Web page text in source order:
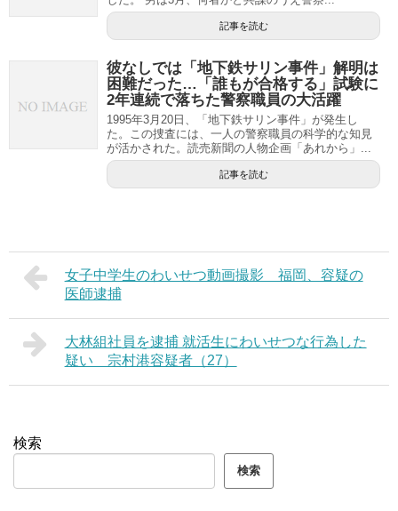
記事を読む
彼なしでは「地下鉄サリン事件」解明は
困難だった…「誰もが合格する」試験に
2年連続で落ちた警察職員の大活躍
1995年3月20日、「地下鉄サリン事件」が発生し
た。この捜査には、一人の警察職員の科学的な知見
が活かされた。読売新聞の人物企画「あれから」...
記事を読む
女子中学生のわいせつ動画撮影 福岡、容疑の
医師逮捕
大林組社員を逮捕 就活生にわいせつな行為した
疑い 宗村港容疑者（27）
検索
検索